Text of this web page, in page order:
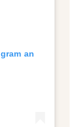
an